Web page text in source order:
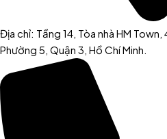
Địa chỉ: Tầng 14, Tòa nhà HM Town,
Phường 5, Quận 3, Hồ Chí Minh.